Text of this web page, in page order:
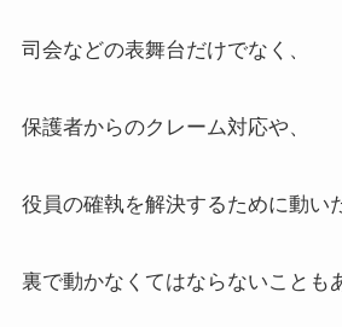
司会などの表舞台だけでなく、
保護者からのクレーム対応や、
役員の確執を解決するために動い
裏で動かなくてはならないことも